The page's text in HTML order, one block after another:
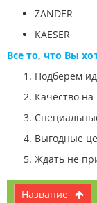
ZANDER
KAESER
Все то, что Вы
Подберем
Качество
Выгодные
Ждать не
название